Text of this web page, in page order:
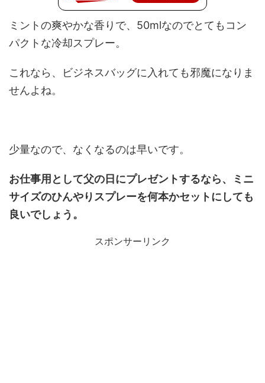
ミントの爽やかな香りで、50mlなのでとてもコン
パクトな冷却スプレー。
これなら、ビジネスバッグに入れても邪魔になりま
せんよね。
少量なので、なくなるのは早いです。
お仕事用として父の日にプレゼントするなら、ミニ
サイズのひんやりスプレーを何本かセットにしても
良いでしょう。
スポンサーリンク